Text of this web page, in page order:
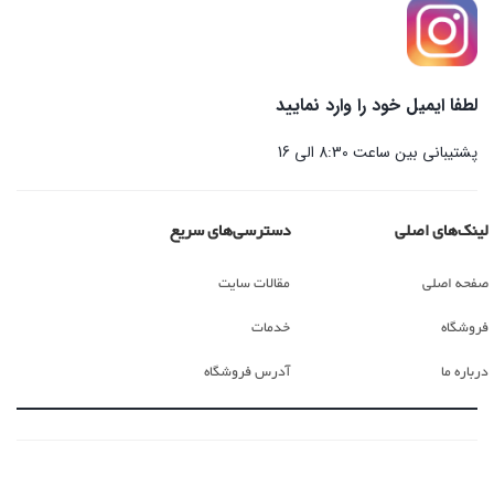
لطفا ایمیل خود را وارد نمایید
پشتیبانی بین ساعت 8:30 الی 16
لینک‌های اصلی
صفحه اصلی
فروشگاه
درباره ما
دسترسی‌های سریع
مقالات سایت
خدمات
آدرس فروشگاه